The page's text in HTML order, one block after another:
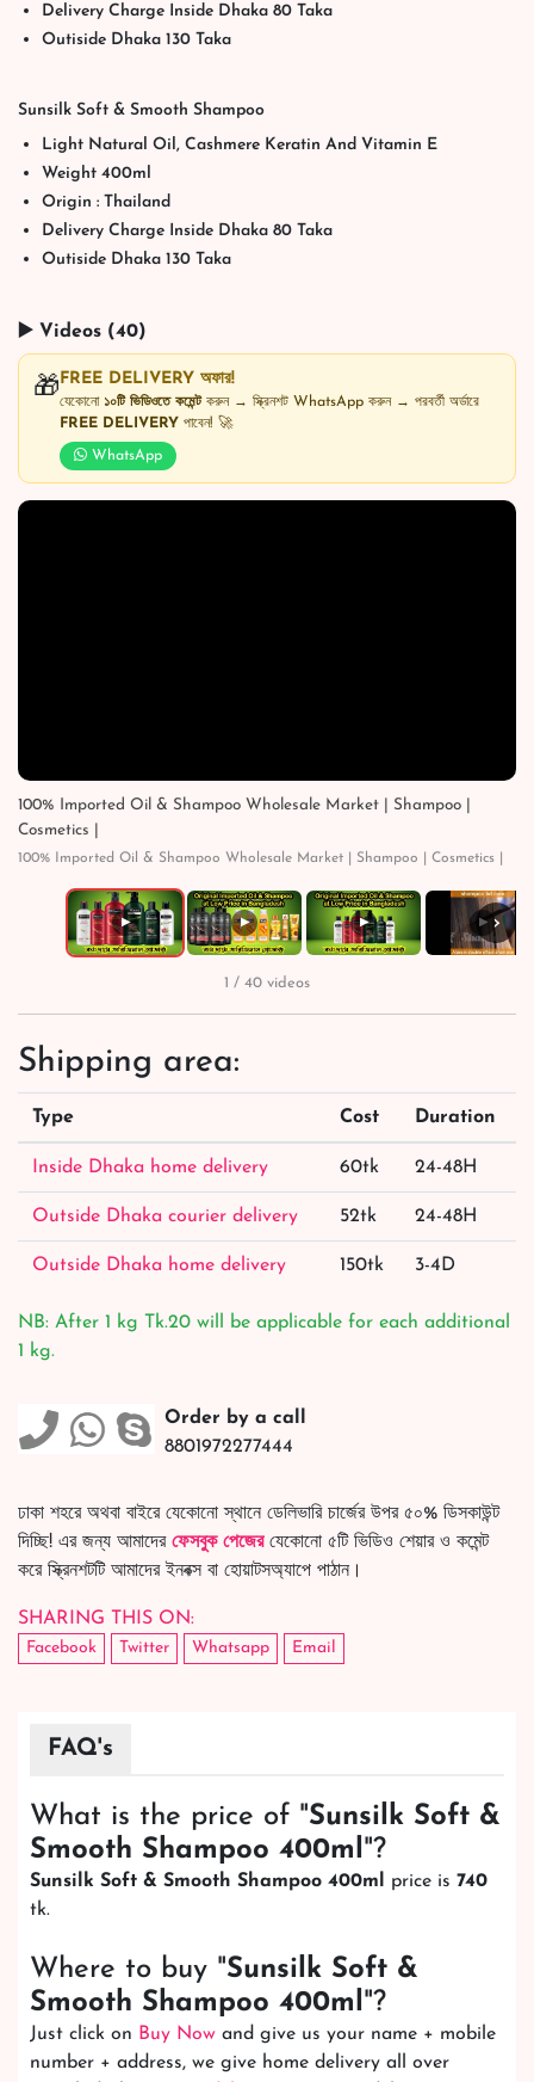
Delivery Charge Inside Dhaka 80 Taka
Outiside Dhaka 130 Taka
Sunsilk Soft & Smooth Shampoo
Light Natural Oil, Cashmere Keratin And Vitamin E
Weight 400ml
Origin : Thailand
Delivery Charge Inside Dhaka 80 Taka
Outiside Dhaka 130 Taka
▶️ Videos (40)
🎁 FREE DELIVERY অফার!
যেকোনো ১০টি ভিডিওতে কমেন্টকরুন → স্ক্রিনশট WhatsApp করুন → পরবর্তী অর্ডারে
FREE DELIVERY পাবেন! 🚀
WhatsApp
100% Imported Oil & Shampoo Wholesale Market | Shampoo |
Cosmetics |
100% Imported Oil & Shampoo Wholesale Market | Shampoo | Cosmetics |
▶ ▶ ▶ ▶ ›
1 / 40 videos
Shipping area:
Type Cost Duration
Inside Dhaka home delivery 60tk 24-48H
Outside Dhaka courier delivery 52tk 24-48H
Outside Dhaka home delivery 150tk 3-4D
NB: After 1 kg Tk.20 will be applicable for each additional
1 kg.
Order by a call
8801972277444
ঢাকা শহরে অথবা বাইরে যেকোনো স্থানে ডেলিভারি চার্জের উপর ৫০% ডিসকাউন্ট
দিচ্ছি! এর জন্য আমাদের ফেসবুক পেজেরযেকোনো ৫টি ভিডিও শেয়ার ও কমেন্ট
করে স্ক্রিনশটটি আমাদের ইনবক্স বা হোয়াটসঅ্যাপে পাঠান।
SHARING THIS ON:
Facebook Twitter Whatsapp Email
FAQ's
What is the price of "Sunsilk Soft &
Smooth Shampoo 400ml "?
Sunsilk Soft & Smooth Shampoo 400ml price is 740
tk.
Where to buy "Sunsilk Soft &
Smooth Shampoo 400ml "?
Just click on Buy Now and give us your name + mobile
number + address, we give home delivery all over